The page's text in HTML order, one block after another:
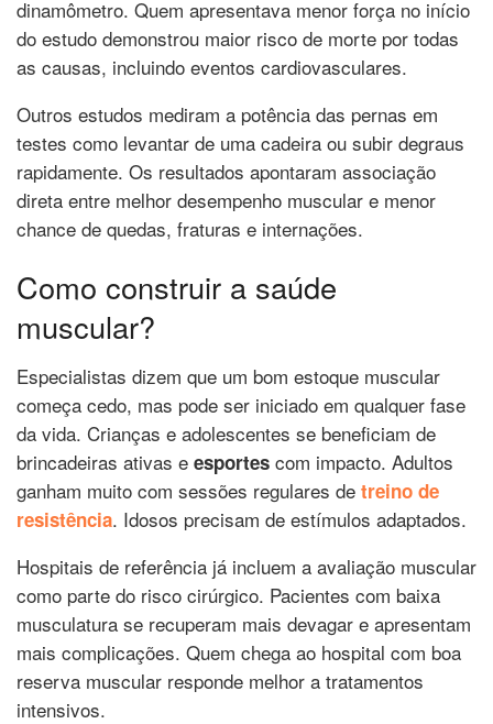
dinamômetro. Quem apresentava menor força no início
do estudo demonstrou maior risco de morte por todas
as causas, incluindo eventos cardiovasculares.
Outros estudos mediram a potência das pernas em
testes como levantar de uma cadeira ou subir degraus
rapidamente. Os resultados apontaram associação
direta entre melhor desempenho muscular e menor
chance de quedas, fraturas e internações.
Como construir a saúde
muscular?
Especialistas dizem que um bom estoque muscular
começa cedo, mas pode ser iniciado em qualquer fase
da vida. Crianças e adolescentes se beneficiam de
brincadeiras ativas e esportes com impacto. Adultos
ganham muito com sessões regulares de treino de
resistência. Idosos precisam de estímulos adaptados.
Hospitais de referência já incluem a avaliação muscular
como parte do risco cirúrgico. Pacientes com baixa
musculatura se recuperam mais devagar e apresentam
mais complicações. Quem chega ao hospital com boa
reserva muscular responde melhor a tratamentos
intensivos.